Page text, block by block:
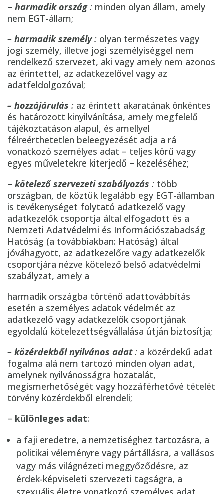
–harmadik ország: minden olyan állam, amely
nem EGT-állam;
– harmadik személy: olyan természetes vagy
jogi személy, illetve jogi személyiséggel nem
rendelkező szervezet, aki vagy amely nem azonos
az érintettel, az adatkezelővel vagy az
adatfeldolgozóval;
– hozzájárulás: az érintett akaratának önkéntes
és határozott kinyilvánítása, amely megfelelő
tájékoztatáson alapul, és amellyel
félreérthetetlen beleegyezését adja a rá
vonatkozó személyes adat – teljes körű vagy
egyes műveletekre kiterjedő – kezeléséhez;
–kötelező szervezeti szabályozás: több
országban, de köztük legalább egy EGT-államban
is tevékenységet folytató adatkezelő vagy
adatkezelők csoportja által elfogadott és a
Nemzeti Adatvédelmi és Információszabadság
Hatóság (a továbbiakban: Hatóság) által
jóváhagyott, az adatkezelőre vagy adatkezelők
csoportjára nézve kötelező belső adatvédelmi
szabályzat, amely a
harmadik országba történő adattovábbítás
esetén a személyes adatok védelmét az
adatkezelő vagy adatkezelők csoportjának
egyoldalú kötelezettségvállalása útján biztosítja;
– közérdekből nyilvános adat: a közérdekű adat
fogalma alá nem tartozó minden olyan adat,
amelynek nyilvánosságra hozatalát,
megismerhetőségét vagy hozzáférhetővé tételét
törvény közérdekből elrendeli;
– különleges adat:
a faji eredetre, a nemzetiséghez tartozásra, a
politikai véleményre vagy pártállásra, a vallásos
vagy más világnézeti meggyőződésre, az
érdek-képviseleti szervezeti tagságra, a